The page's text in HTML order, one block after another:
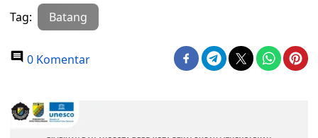
Tag: Batang
0 Komentar